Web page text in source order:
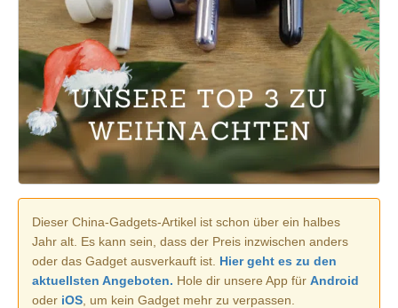
Dieser China-Gadgets-Artikel ist schon über ein halbes
Jahr alt. Es kann sein, dass der Preis inzwischen anders
oder das Gadget ausverkauft ist. Hier geht es zu den
aktuellsten Angeboten. Hole dir unsere App für Android
oder iOS , um kein Gadget mehr zu verpassen.